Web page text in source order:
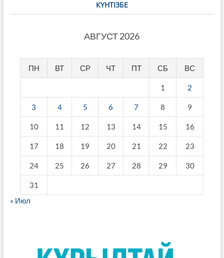
КҮНТІЗБЕ
АВГУСТ 2026
ПН ВТ СР ЧТ ПТ СБ ВС
1 2
3 4 5 6 7 8 9
10 11 12 13 14 15 16
17 18 19 20 21 22 23
24 25 26 27 28 29 30
31
« Июл